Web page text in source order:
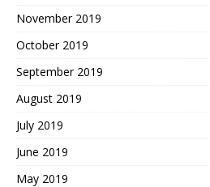
November 2019
October 2019
September 2019
August 2019
July 2019
June 2019
May 2019